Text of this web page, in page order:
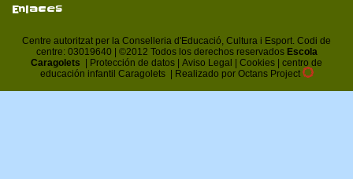
Enlaces
Centre autoritzat per la Conselleria d'Educació, Cultura i Esport. Codi de
centre: 03019640 | ©2012 Todos los derechos reservados Escola
Caragolets | Protección de datos | Aviso Legal | Cookies | centro de
educación infantil Caragolets| Realizado por Octans Project